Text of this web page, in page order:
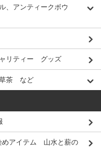
、アンティークボウ
リティー グッズ
茶 など
めアイテム 山水と薪の